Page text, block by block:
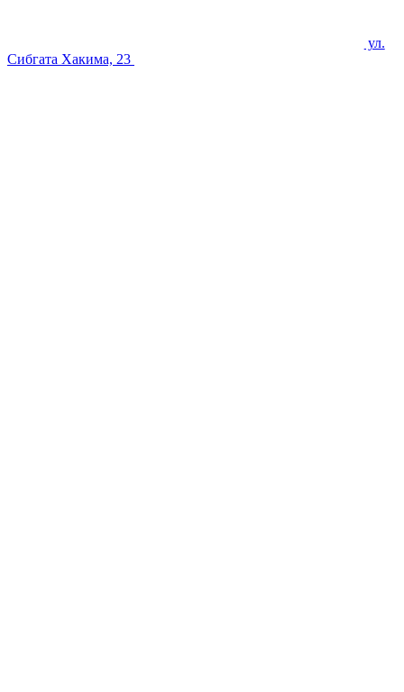
ул.
Сибгата Хакима, 23